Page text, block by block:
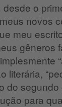
o
novos
meu
gêneros
literária,
do segundo
para